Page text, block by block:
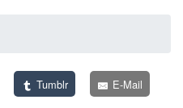
Tumblr E-Mail